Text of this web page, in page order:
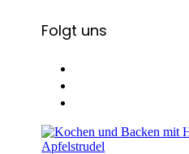
Folgt uns